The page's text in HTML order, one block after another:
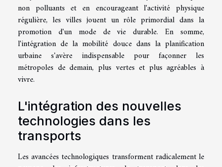
non polluants et en encourageant l'activité physique
régulière, les villes jouent un rôle primordial dans la
promotion d'un mode de vie durable. En somme,
l'intégration de la mobilité douce dans la planification
urbaine s'avère indispensable pour façonner les
métropoles de demain, plus vertes et plus agréables à
vivre.
L'intégration des nouvelles
technologies dans les
transports
Les avancées technologiques transforment radicalement le